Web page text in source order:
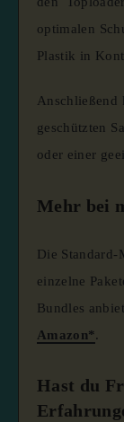
optimalen
Plastik in
Anschließend
geschützten
oder einer
Mehr bei
Die
einzelne
Bundles
Amazon*.
Hast du